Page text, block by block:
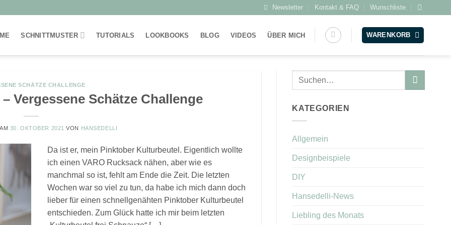
Newsletter Kontakt & FAQ Wunschliste
SCHNITTMUSTER TUTORIALS LOOKBOOKS BLOG VIDEOS ÜBER MICH WARENKORB
SCHÄTZE CHALLENGE
Vergessene Schätze Challenge
30. OKTOBER 2021 VON HANSEDELLI
Da ist er, mein Pinktober Kulturbeutel. Eigentlich wollte
ich einen VARO Rucksack nähen, aber wie es
manchmal so ist, fehlt am Ende die Zeit. Die letzten
Wochen war so viel zu tun, da habe ich mich dann doch
lieber für einen schnellgenähten Pinktober Kulturbeutel
entschieden. Zum Glück hatte ich mir beim letzten
KATEGORIEN
Allgemein
Designbeispiele
DIY
Hansedelli-News
Liebling des Monats